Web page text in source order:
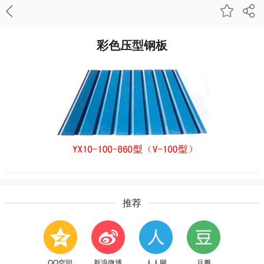
彩色压型钢板
推荐
QQ空间 新浪微博 人人网 豆瓣